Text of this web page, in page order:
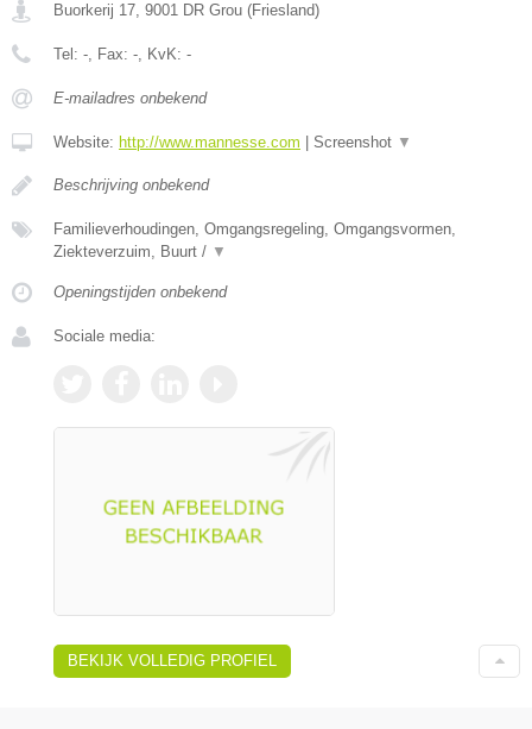
Buorkerij 17, 9001 DR Grou (Friesland)
Tel: -, Fax: -, KvK: -
E-mailadres onbekend
Website: http://www.mannesse.com Screenshot ▼
Beschrijving onbekend
Familieverhoudingen, Omgangsregeling, Omgangsvormen,
Ziekteverzuim, Buurt / ▼
Openingstijden onbekend
Sociale media:
BEKIJK VOLLEDIG PROFIEL